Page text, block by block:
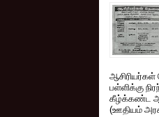
ஆசிரியர்கள்
பள்ளிக்கு
கீழ்க்கண்ட
(ஊதியம்